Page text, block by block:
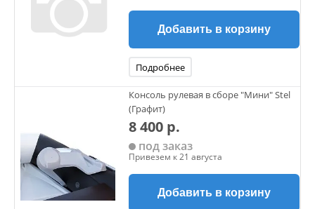
Добавить в корзину
Подробнее
Консоль рулевая в сборе "Мини" Stel
(Графит)
8 400 р.
под заказ
Привезем к 21 августа
Добавить в корзину